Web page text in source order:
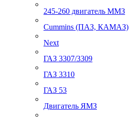
245-260 двигатель ММЗ
Cummins (ПАЗ, КАМАЗ)
Next
ГАЗ 3307/3309
ГАЗ 3310
ГАЗ 53
Двигатель ЯМЗ